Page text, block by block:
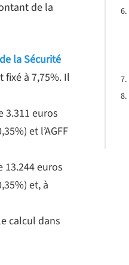
de la
la Sécurité
fixé à 7,75%. Il
3.311 euros
et l’AGFF
13.244 euros
et, à
calcul dans